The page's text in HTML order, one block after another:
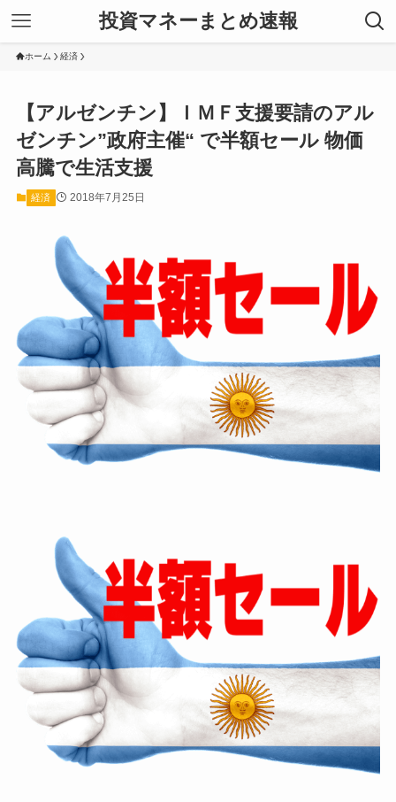
投資マネーまとめ速報
ホーム 経済
【アルゼンチン】ＩＭＦ支援要請のアル
ゼンチン”政府主催“ で半額セール 物価
高騰で生活支援
経済 2018年7月25日